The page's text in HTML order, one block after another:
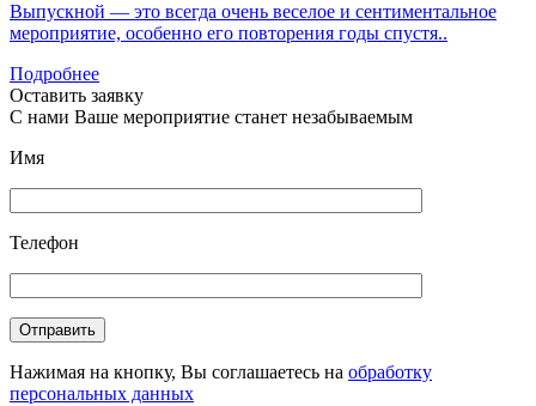
Выпускной — это всегда очень веселое и сентиментальное
мероприятие, особенно его повторения годы спустя..
Подробнее
Оставить заявку
С нами Ваше мероприятие станет незабываемым
Имя
Телефон
Отправить
Нажимая на кнопку, Вы соглашаетесь на обработку
персональных данных